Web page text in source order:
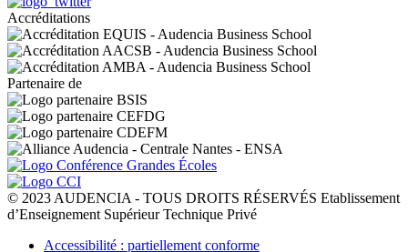
Accréditations
Partenaire de
© 2023 AUDENCIA - TOUS DROITS RÉSERVÉS Etablissement
d’Enseignement Supérieur Technique Privé
Pied
Accessibilité : partiellement conforme